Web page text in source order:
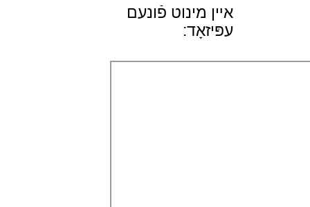
אײן מינוט פֿונעם
עפּיזאָד: